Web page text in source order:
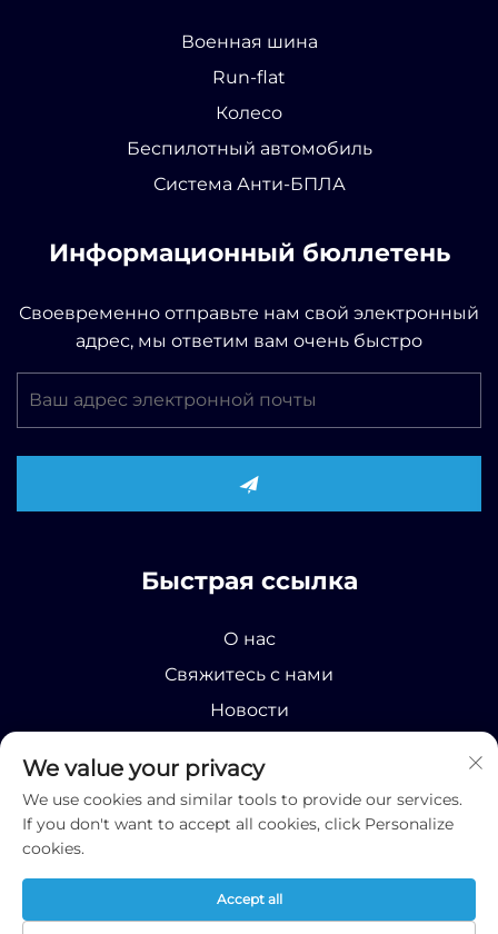
Военная шина
Run-flat
Колесо
Беспилотный автомобиль
Система Анти-БПЛА
Информационный бюллетень
Своевременно отправьте нам свой электронный
адрес, мы ответим вам очень быстро
Быстрая ссылка
О нас
Свяжитесь с нами
Новости
Все права защищены © 2025 Runhao (Shandong)
International Business Co., Ltd;
We value your privacy
We use cookies and similar tools to provide our services.
If you don't want to accept all cookies, click Personalize
cookies.
Accept all